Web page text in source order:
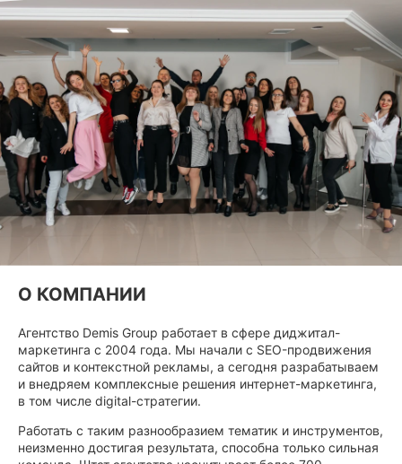
О КОМПАНИИ
Агентство Demis Group работает в сфере диджитал-
маркетинга с 2004 года. Мы начали с SEO-продвижения
сайтов и контекстной рекламы, а сегодня разрабатываем
и внедряем комплексные решения интернет-маркетинга,
в том числе digital-стратегии.
Работать с таким разнообразием тематик и инструментов,
неизменно достигая результата, способна только сильная